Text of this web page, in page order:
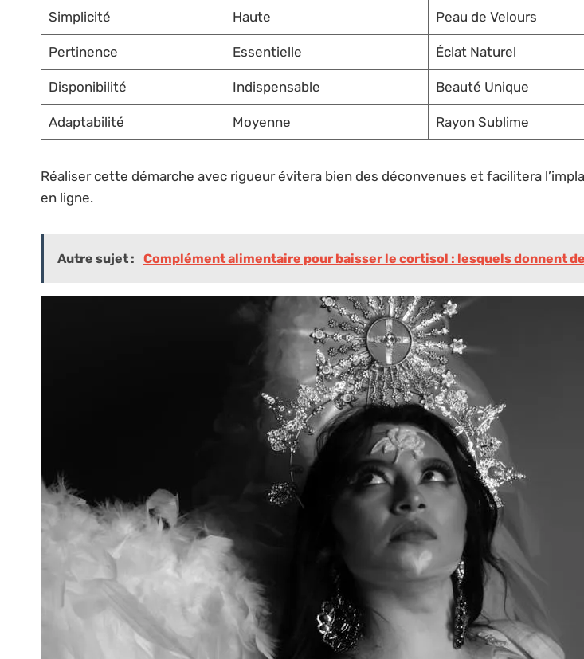
Simplicité Haute Peau de Velours
Pertinence Essentielle Éclat Naturel
Disponibilité Indispensable Beauté Unique
Adaptabilité Moyenne Rayon Sublime
Réaliser cette démarche avec rigueur évitera bien des déconvenues et facilitera
en ligne.
Autre sujet : Complément alimentaire pour baisser le cortisol : lesquels donnent